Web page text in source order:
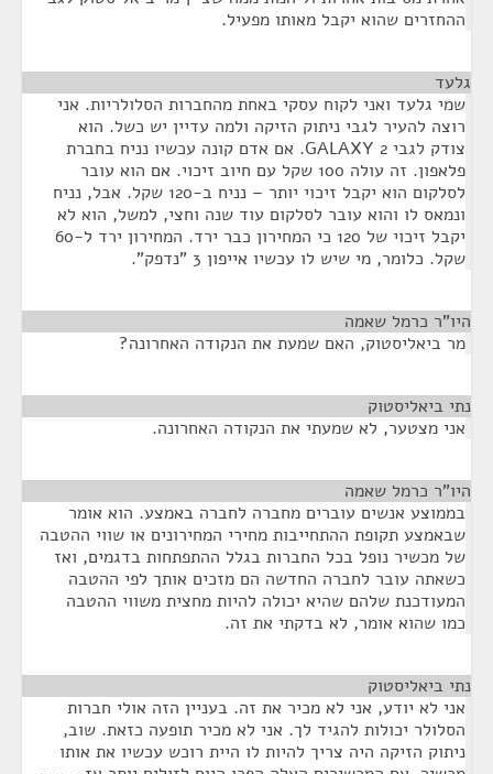
ההחזרים שהוא יקבל מאותו מפעיל.
גלעד
שמי גלעד ואני לקוח עסקי באחת מהחברות הסלולריות. אני
רוצה להעיר לגבי ניתוק הזיקה ולמה עדיין יש כשל. הוא
צודק לגבי GALAXY 2. אם אדם קונה עכשיו נניח בחברת
פלאפון. זה עולה 100 שקל עם חיוב זיכוי. אם הוא עובר
לסלקום הוא יקבל זיכוי יותר – נניח ב-120 שקל. אבל, נניח
ונמאס לו והוא עובר לסלקום עוד שנה וחצי, למשל, הוא לא
יקבל זיכוי של 120 כי המחירון כבר ירד. המחירון ירד ל-60
שקל. כלומר, מי שיש לו עכשיו אייפון 3 "נדפק".
היו"ר כרמל שאמה
מר ביאליסטוק, האם שמעת את הנקודה האחרונה?
נתי ביאליסטוק
אני מצטער, לא שמעתי את הנקודה האחרונה.
היו"ר כרמל שאמה
בממוצע אנשים עוברים מחברה לחברה באמצע. הוא אומר
שבאמצע תקופת ההתחייבות מחירי המחירונים או שווי ההטבה
של מכשיר נופל בכל החברות בגלל ההתפתחות בדגמים, ואז
כשאתה עובר לחברה החדשה הם מזכים אותך לפי ההטבה
המעודכנת שלהם שהיא יכולה להיות מחצית משווי ההטבה
כמו שהוא אומר, לא בדקתי את זה.
נתי ביאליסטוק
אני לא יודע, אני לא מכיר את זה. בעניין הזה אולי חברות
הסלולר יכולות להגיד לך. אני לא מכיר תופעה כזאת. שוב,
ניתוק הזיקה היה צריך להיות לו היית רוכש עכשיו את אותו